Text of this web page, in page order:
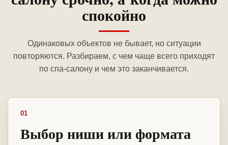
спокойно
Одинаковых объектов не бывает, но ситуации
повторяются. Разбираем, с чем чаще всего приходят
по спа-салону и чем это заканчивается.
01
Выбор ниши или формата